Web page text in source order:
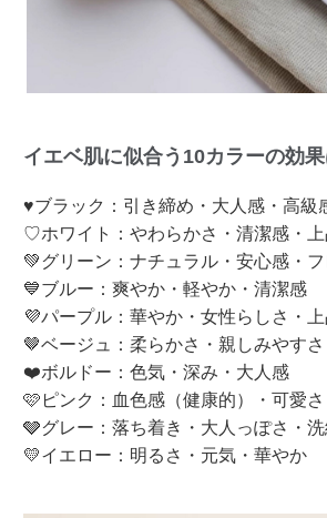
イエベ肌に似合う10カラーの効果
♥ブラック：引き締め・大人感・高級
♡ホワイト：やわらかさ・清潔感・上
💚グリーン：ナチュラル・安心感・フ
💙ブルー：爽やか・軽やか・清潔感
💜パープル：華やか・女性らしさ・上
🤎ベージュ：柔らかさ・親しみやす
❤️ボルドー：色気・深み・大人感
🩷ピンク：血色感（健康的）・可愛さ
🩶グレー：落ち着き・大人っぽさ・洗
💛イエロー：明るさ・元気・華やか